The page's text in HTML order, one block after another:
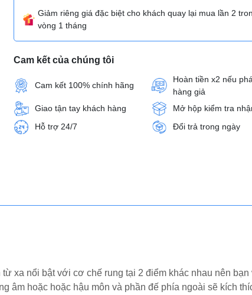
Giảm riêng giá đặc biệt cho khách quay lại mua lần 2
vòng 1 tháng
Cam kết của chúng tôi
Cam kết 100% chính hãng
Hoàn tiền x2 nếu
hàng giả
Giao tận tay khách hàng
Mở hộp kiểm tra
Hỗ trợ 24/7
Đổi trả trong ngày
từ xa nổi bật với cơ chế rung tại 2 điểm khác nhau nên bạn
âm hoặc hoặc hậu môn và phần đế phía ngoài sẽ kích